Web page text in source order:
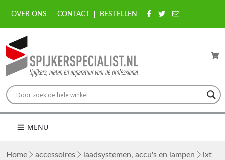
OVER ONS CONTACT BESTELLEN
MENU
Home accessoires laadsystemen, accu's en lampen
lxt